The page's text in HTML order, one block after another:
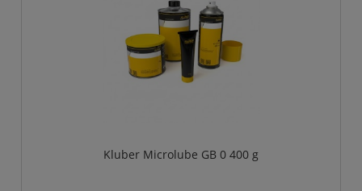
Kluber Microlube GB 0 400 g